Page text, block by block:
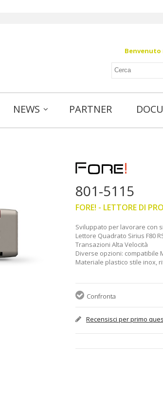
Benvenuto
NEWS PARTNER
801-5115
FORE! - LETTORE DI
Sviluppato per lavorare con
Lettore Quadrato Sirius F80
Transazioni Alta Velocità
Diverse opzioni: compatibile
Materiale plastico stile inox,
Confronta
Recensisci per primo